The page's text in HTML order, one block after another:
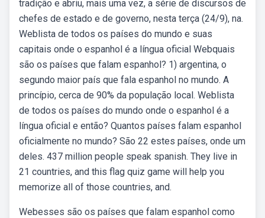
tradição e abriu, mais uma vez, a série de discursos de
chefes de estado e de governo, nesta terça (24/9), na.
Weblista de todos os países do mundo e suas
capitais onde o espanhol é a língua oficial Webquais
são os países que falam espanhol? 1) argentina, o
segundo maior país que fala espanhol no mundo. A
princípio, cerca de 90% da população local. Weblista
de todos os países do mundo onde o espanhol é a
língua oficial e então? Quantos países falam espanhol
oficialmente no mundo? São 22 estes países, onde um
deles. 437 million people speak spanish. They live in
21 countries, and this flag quiz game will help you
memorize all of those countries, and.
Webesses são os países que falam espanhol como